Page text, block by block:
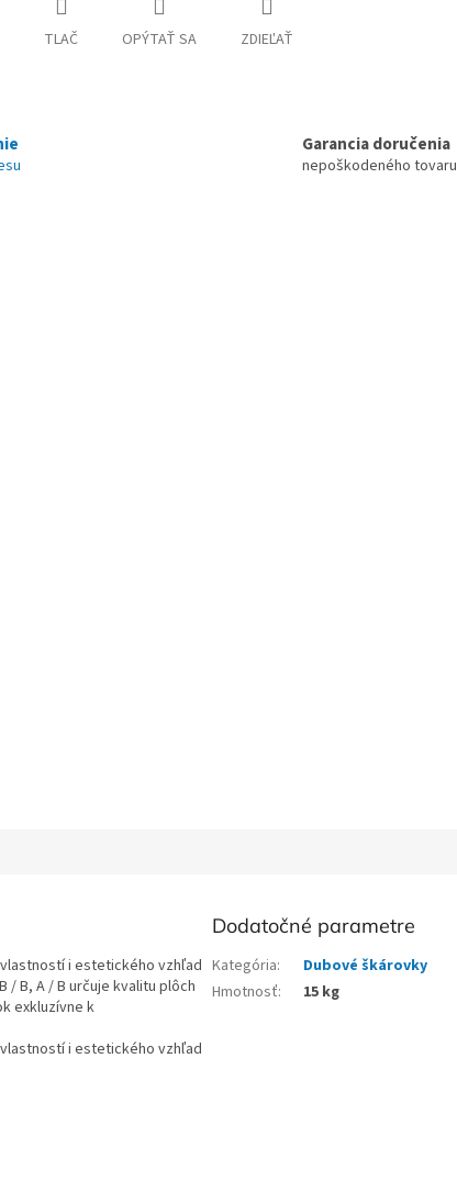
TLAČ OPÝTAŤ SA ZDIEĽAŤ
Garancia doručenia
nepoškodeného tovaru
i estetického vzhľad
/ B, A / B určuje kvalitu plôch
exkluzívne k
i estetického vzhľad
Dodatočné parametre
Kategória:
Dubové škárovky
Hmotnosť: 15 kg